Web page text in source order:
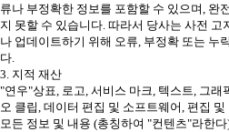
류나 부정확한 정보를 포함할 수 있으며, 완
지 못할 수 있습니다. 따라서 당사는 사전 고
나 업데이트하기 위해 오류, 부정확 또는 누
다.
3. 지적 재산
"연우"상표, 로고, 서비스 마크, 텍스트, 그래
오 클립, 데이터 편집 및 소프트웨어, 편집
모든 정보 및 내용 (총칭하여 "컨텐츠"라한